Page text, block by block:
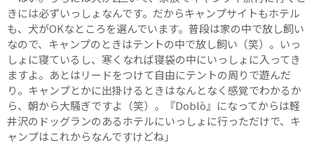
きには必ずいっしょなんです。だからキャンプサイトもホテル
も、犬がOKなところを選んでいます。普段は家の中で放し飼い
なので、キャンプのときはテントの中で放し飼い（笑）。いっ
しょに寝ているし、寒くなれば寝袋の中にいっしょに入ってき
ますよ。あとはリードをつけて自由にテントの周りで遊んだ
り。キャンプとかに出掛けるときはなんとなく感覚でわかるか
ら、朝から大騒ぎですよ（笑）。『Doblò』になってからは軽
井沢のドッグランのあるホテルにいっしょに行っただけで、キ
ャンプはこれからなんですけどね」